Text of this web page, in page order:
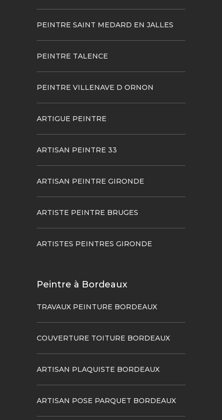
PEINTRE SAINT MEDARD EN JALLES
PEINTRE TALENCE
PEINTRE VILLENAVE D ORNON
ARTIGUE PEINTRE
ARTISAN PEINTRE 33
ARTISAN PEINTRE GIRONDE
ARTISTE PEINTRE BRUGES
ARTISTES PEINTRES GIRONDE
Peintre à Bordeaux
TRAVAUX PEINTURE BORDEAUX
COUVERTURE TOITURE BORDEAUX
ARTISAN PLAQUISTE BORDEAUX
ARTISAN POSE PARQUET BORDEAUX